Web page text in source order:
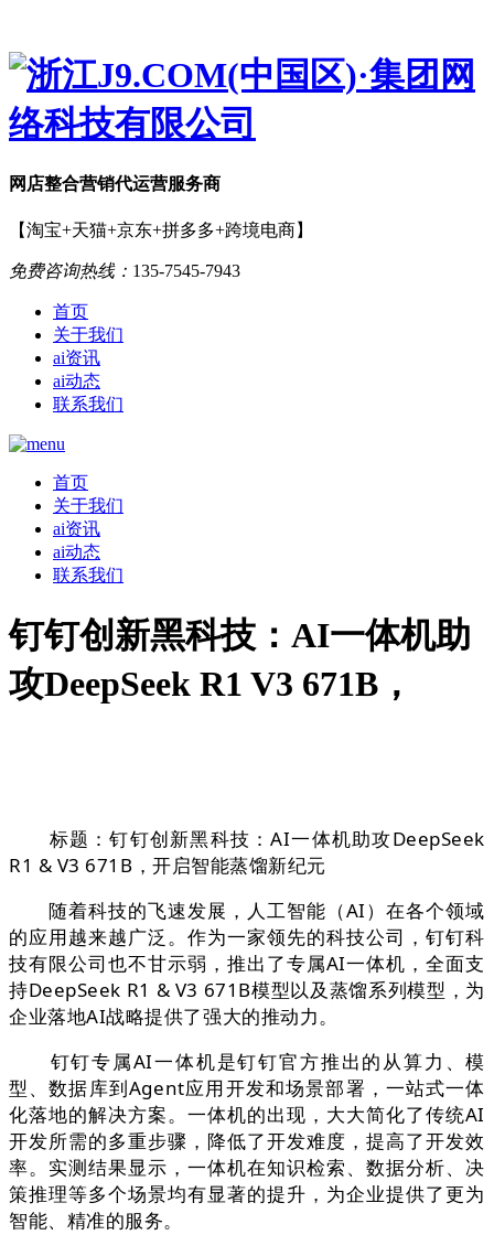
网店整合营销代运营服务商
【淘宝+天猫+京东+拼多多+跨境电商】
免费咨询热线： 135-7545-7943
首页
关于我们
ai资讯
ai动态
联系我们
首页
关于我们
ai资讯
ai动态
联系我们
钉钉创新黑科技：AI一体机助
攻DeepSeek R1 V3 671B，
标题：钉钉创新黑科技：AI一体机助攻DeepSeek
R1 & V3 671B，开启智能蒸馏新纪元
随着科技的飞速发展，人工智能（AI）在各个领域
的应用越来越广泛。作为一家领先的科技公司，钉钉科
技有限公司也不甘示弱，推出了专属AI一体机，全面支
持DeepSeek R1 & V3 671B模型以及蒸馏系列模型，为
企业落地AI战略提供了强大的推动力。
钉钉专属AI一体机是钉钉官方推出的从算力、模
型、数据库到Agent应用开发和场景部署，一站式一体
化落地的解决方案。一体机的出现，大大简化了传统AI
开发所需的多重步骤，降低了开发难度，提高了开发效
率。实测结果显示，一体机在知识检索、数据分析、决
策推理等多个场景均有显著的提升，为企业提供了更为
智能、精准的服务。